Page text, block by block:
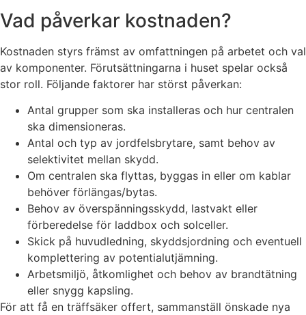
Vad påverkar kostnaden?
Kostnaden styrs främst av omfattningen på arbetet och val
av komponenter. Förutsättningarna i huset spelar också
stor roll. Följande faktorer har störst påverkan:
Antal grupper som ska installeras och hur centralen
ska dimensioneras.
Antal och typ av jordfelsbrytare, samt behov av
selektivitet mellan skydd.
Om centralen ska flyttas, byggas in eller om kablar
behöver förlängas/bytas.
Behov av överspänningsskydd, lastvakt eller
förberedelse för laddbox och solceller.
Skick på huvudledning, skyddsjordning och eventuell
komplettering av potentialutjämning.
Arbetsmiljö, åtkomlighet och behov av brandtätning
eller snygg kapsling.
För att få en träffsäker offert, sammanställ önskade nya